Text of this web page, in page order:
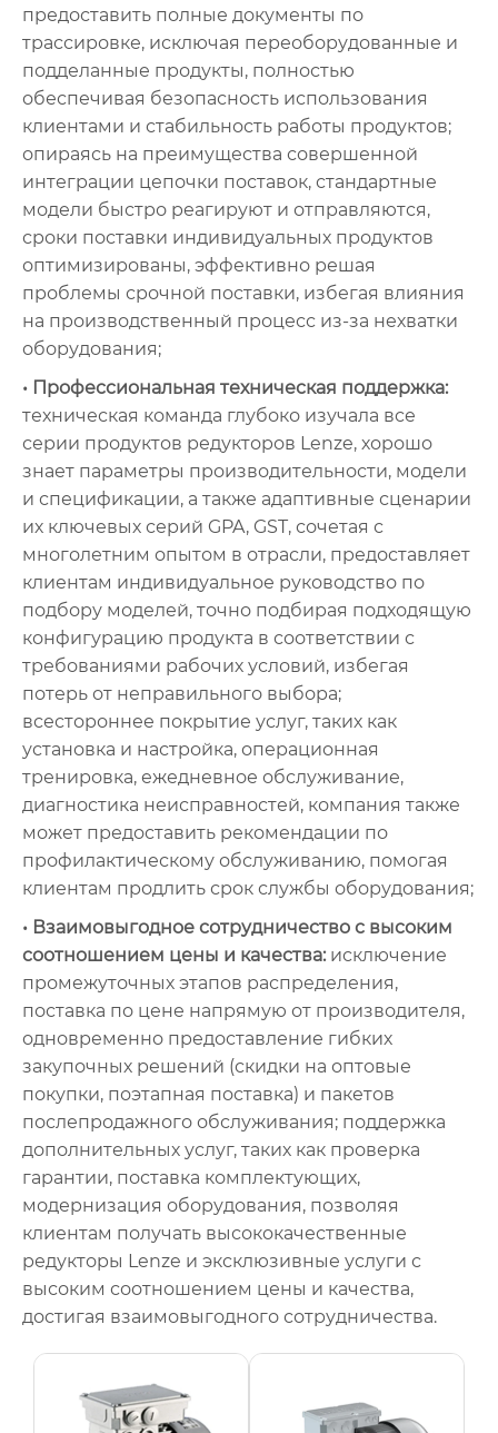
предоставить полные документы по
трассировке, исключая переоборудованные и
подделанные продукты, полностью
обеспечивая безопасность использования
клиентами и стабильность работы продуктов;
опираясь на преимущества совершенной
интеграции цепочки поставок, стандартные
модели быстро реагируют и отправляются,
сроки поставки индивидуальных продуктов
оптимизированы, эффективно решая
проблемы срочной поставки, избегая влияния
на производственный процесс из-за нехватки
оборудования;
• Профессиональная техническая поддержка:
техническая команда глубоко изучала все
серии продуктов редукторов Lenze, хорошо
знает параметры производительности, модели
и спецификации, а также адаптивные сценарии
их ключевых серий GPA, GST, сочетая с
многолетним опытом в отрасли, предоставляет
клиентам индивидуальное руководство по
подбору моделей, точно подбирая подходящую
конфигурацию продукта в соответствии с
требованиями рабочих условий, избегая
потерь от неправильного выбора;
всестороннее покрытие услуг, таких как
установка и настройка, операционная
тренировка, ежедневное обслуживание,
диагностика неисправностей, компания также
может предоставить рекомендации по
профилактическому обслуживанию, помогая
клиентам продлить срок службы оборудования;
• Взаимовыгодное сотрудничество с высоким
соотношением цены и качества:исключение
промежуточных этапов распределения,
поставка по цене напрямую от производителя,
одновременно предоставление гибких
закупочных решений (скидки на оптовые
покупки, поэтапная поставка) и пакетов
послепродажного обслуживания; поддержка
дополнительных услуг, таких как проверка
гарантии, поставка комплектующих,
модернизация оборудования, позволяя
клиентам получать высококачественные
редукторы Lenze и эксклюзивные услуги с
высоким соотношением цены и качества,
достигая взаимовыгодного сотрудничества.